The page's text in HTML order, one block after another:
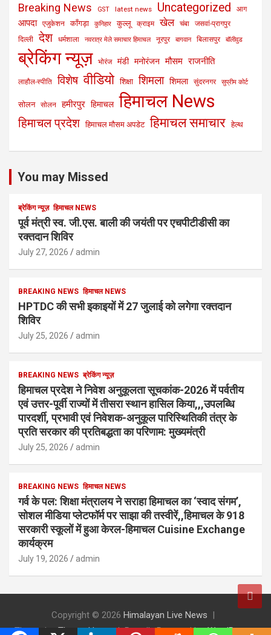
Breaking News GST latest news Uncategorized आग
आपदा एजुकेशन काँगड़ा कुनिहार कुल्लू क्राइम खेल चंबा
जसवां-प्रागपुर
दिल्ली
देश धर्मशाला नवरात्र मेले समाचार हिमाचल नूरपुर बागवान बिलासपुर बॉलीवुड
ब्रेकिंग न्यूज़ भोरंज मंडी मनोरंजन मौसम राजनीति
लाहौल-स्पीति विशेष वीडियो शिक्षा शिमला शिमला सुंदरनगर सुप्रीम कोर्ट
सोलन सोलन हमीरपुर हिमाचल हिमाचल News
हिमाचल प्रदेश हिमाचल मौसम अपडेट हिमाचल समाचार हेल्थ
You may Missed
ब्रेकिंग न्यूज़ हिमाचल NEWS
पूर्व मंत्री स्व. जी.एस. बाली की जयंती पर एचपीटीडीसी का
रक्तदान शिविर
July 27, 2026 admin
BREAKING NEWS हिमाचल NEWS
HPTDC की सभी इकाइयों में 27 जुलाई को लगेगा रक्तदान
शिविर
July 25, 2026 admin
BREAKING NEWS ब्रेकिंग न्यूज़
हिमाचल प्रदेश ने निवेश अनुकूलता सूचकांक-2026 में पर्वतीय
एवं उत्तर-पूर्वी राज्यों में तीसरा स्थान हासिल किया,,,उपलब्धि
पारदर्शी, प्रभावी एवं निवेशक-अनुकूल पारिस्थितिकी तंत्र के
प्रति सरकार की प्रतिबद्धता का परिणाम: मुख्यमंत्री
July 25, 2026 admin
BREAKING NEWS हिमाचल NEWS
गर्व के पल: शिक्षा मंत्रालय ने सराहा हिमाचल का ‘स्वाद संगम’,
सोशल मीडिया प्लेटफॉर्म पर साझा की तस्वीरें,,हिमाचल के 918
सरकारी स्कूलों में हुआ केरल-हिमाचल Cuisine Exchange
कार्यक्रम
July 19, 2026 admin
Copyright © 2026 Himalayan Live News
Theme by: Theme Horse Proudly Powered by:WordPress